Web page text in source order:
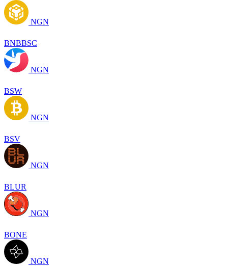
NGN
BNBBSC
NGN
BSW
NGN
BSV
NGN
BLUR
NGN
BONE
NGN